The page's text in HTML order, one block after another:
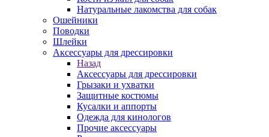
Натуральные лакомства для собак
Ошейники
Поводки
Шлейки
Аксессуары для дрессировки
Назад
Аксессуары для дрессировки
Грызаки и ухватки
Защитные костюмы
Кусалки и аппорты
Одежда для кинологов
Прочие аксессуары